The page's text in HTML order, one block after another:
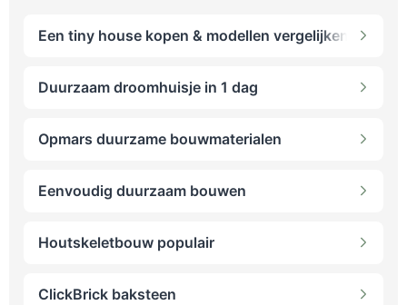
Een tiny house kopen & modellen vergelijken
Duurzaam droomhuisje in 1 dag
Opmars duurzame bouwmaterialen
Eenvoudig duurzaam bouwen
Houtskeletbouw populair
ClickBrick baksteen